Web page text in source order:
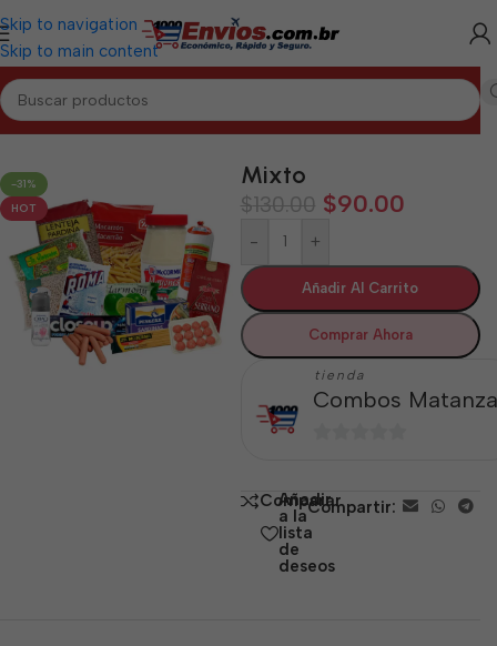
Skip to navigation
Skip to main content
Inicio/MATANZAS/Combos Matanzas
-31%
HOT
Mixto
$130.00 $90.00
- +
Añadir Al Carrito
Comprar Ahora
tienda
Combos
5
Comparar
Añadir
a la
lista
de
deseos
Compartir: